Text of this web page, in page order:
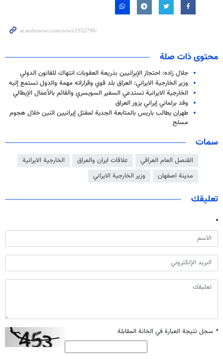
محتوى ذات صلة
جلال زاده: احتجاز الإيرانيين بذريعة العقوبات انتهاك للقانون الدولي
وزير الخارجية الايراني: العراق بلد قوي وقراراته مهمة والدول تستمع إليه
الخارجية الايرانية تستدعي السفير السويسري والقائم بالأعمال الإيطالي
وفد برلماني إيراني يزور العراق
طهران يطالب باريس بالمتابعة الجدية لمقتل إيرانيين اثنين خلال هجوم
مسلح
سمات
القنصل العام العراقي علاقات ايران والعراق
الخارجية الايرانية
مدينة اصفهان
وزير الخارجية الايراني
تعليقك
* سجل نتيجة العبارة في الخانة المقابلة